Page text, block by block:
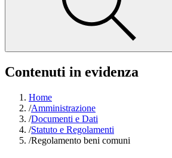
Contenuti in evidenza
Home
/Amministrazione
/Documenti e Dati
/Statuto e Regolamenti
/Regolamento beni comuni